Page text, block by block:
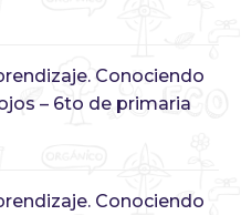
Conociendo
– 6to de primaria
Conociendo